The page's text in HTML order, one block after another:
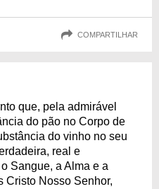
COMPARTILHAR
que, pela admirável
do pão no Corpo de
do vinho no seu
real e
Sangue, a Alma e a
Cristo Nosso Senhor,